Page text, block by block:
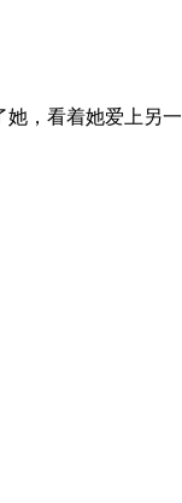
，看着她爱上另